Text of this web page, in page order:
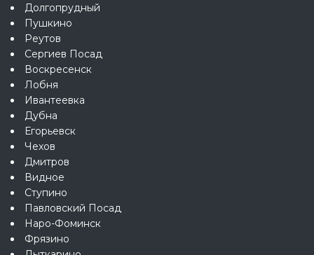
Долгопрудный
Пушкино
Реутов
Сергиев Посад
Воскресенск
Лобня
Ивантеевка
Дубна
Егорьевск
Чехов
Дмитров
Видное
Ступино
Павловский Посад
Наро-Фоминск
Фрязино